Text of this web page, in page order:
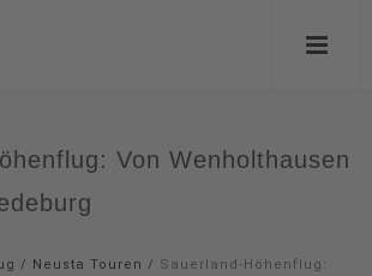
Von Wenholthausen
/ Neusta Touren / Sauerland-Höhenflug: